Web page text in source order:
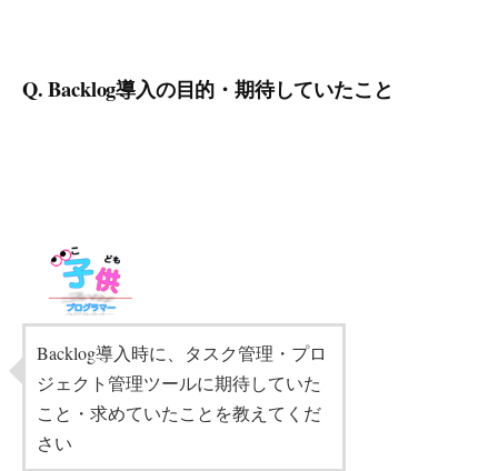
Q. Backlog導入の目的・期待していたこと
Backlog導入時に、タスク管理・プロ
ジェクト管理ツールに期待していた
こと・求めていたことを教えてくだ
さい